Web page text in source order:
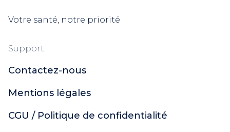
Votre santé, notre priorité
Support
Contactez-nous
Mentions légales
CGU / Politique de confidentialité